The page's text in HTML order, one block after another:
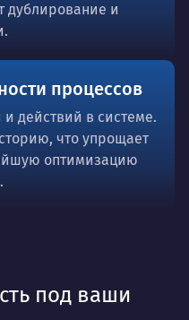
дублирование и
процессов
действий в системе.
что упрощает
оптимизацию
под ваши